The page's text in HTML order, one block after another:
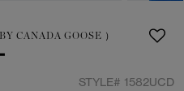
CANADA GOOSE ）
STYLE# 1582UCD